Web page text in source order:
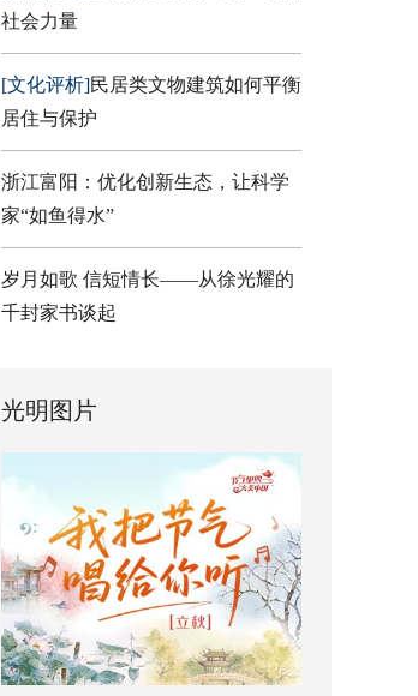
社会力量
[文化评析]民居类文物建筑如何平衡
居住与保护
浙江富阳：优化创新生态，让科学
家“如鱼得水”
岁月如歌 信短情长——从徐光耀的
千封家书谈起
光明图片